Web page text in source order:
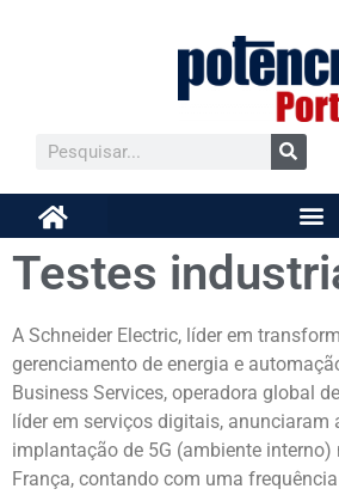
Testes
A Schneider Electric, líder em
gerenciamento de energia e
Business Services, operadora global
líder em serviços digitais, anunciaram
implantação de 5G (ambiente
França, contando com uma